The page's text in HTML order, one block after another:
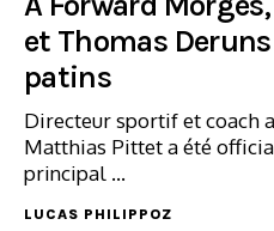
et Thomas
patins
Directeur sportif et coach
Matthias Pittet a été
principal ...
LUCAS PHILIPPOZ